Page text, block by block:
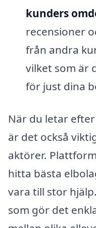
kunders
recensioner
från andra
vilket som är
för just dina
När du letar
är det också
aktörer.
hitta bästa
vara till stor
som gör det